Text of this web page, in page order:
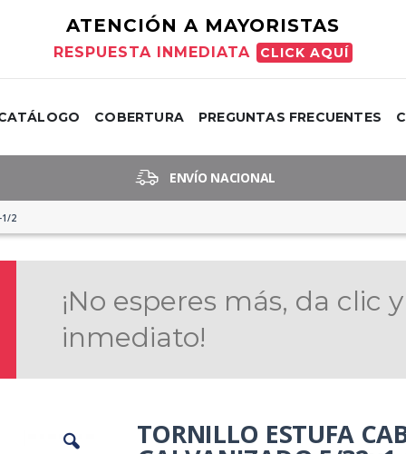
ATENCIÓN A MAYORISTAS
RESPUESTA INMEDIATA CLICK AQUÍ
COBERTURA PREGUNTAS FRECUENTES
ENVÍO NACIONAL
1/2
¡No esperes más, da clic
inmediato!
TORNILLO ESTUFA